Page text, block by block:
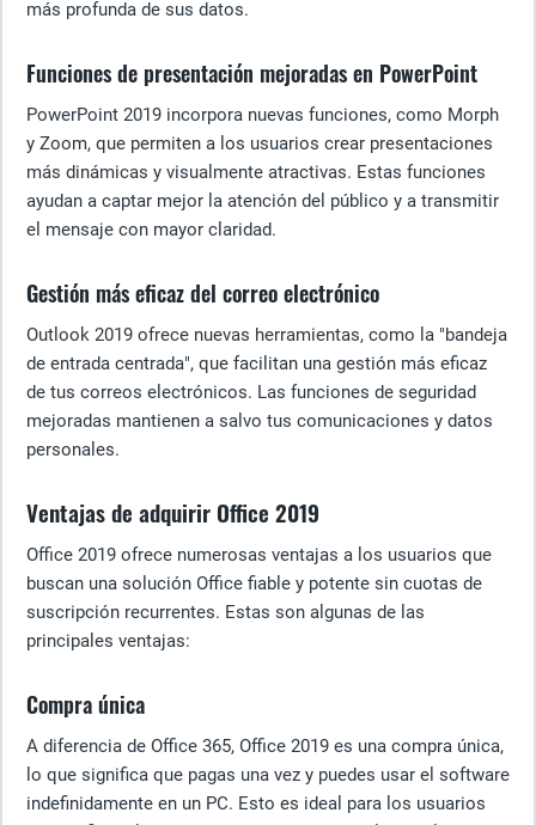
más profunda de sus datos.
Funciones de presentación mejoradas en PowerPoint
PowerPoint 2019 incorpora nuevas funciones, como Morph
y Zoom, que permiten a los usuarios crear presentaciones
más dinámicas y visualmente atractivas. Estas funciones
ayudan a captar mejor la atención del público y a transmitir
el mensaje con mayor claridad.
Gestión más eficaz del correo electrónico
Outlook 2019 ofrece nuevas herramientas, como la "bandeja
de entrada centrada", que facilitan una gestión más eficaz
de tus correos electrónicos. Las funciones de seguridad
mejoradas mantienen a salvo tus comunicaciones y datos
personales.
Ventajas de adquirir Office 2019
Office 2019 ofrece numerosas ventajas a los usuarios que
buscan una solución Office fiable y potente sin cuotas de
suscripción recurrentes. Estas son algunas de las
principales ventajas:
Compra única
A diferencia de Office 365, Office 2019 es una compra única,
lo que significa que pagas una vez y puedes usar el software
indefinidamente en un PC. Esto es ideal para los usuarios